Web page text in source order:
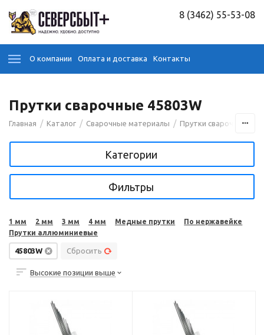
8 (3462) 55-53-08
О компании Оплата и доставка Контакты
Прутки сварочные 45803W
Главная / Каталог / Сварочные материалы / Прутки сварочные
Категории
Фильтры
1 мм 2 мм 3 мм 4 мм Медные прутки
По нержавейке
Прутки аллюминиевые
45803W Сбросить
Высокие позиции выше